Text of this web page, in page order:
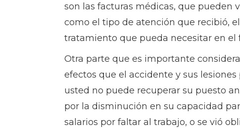
son las facturas médicas, que pueden
como el tipo de atención que recibió,
tratamiento que pueda necesitar en el
Otra parte que es importante
efectos que el accidente y sus
usted no puede recuperar su puesto
por la disminución en su capacidad
salarios por faltar al trabajo, o se vió